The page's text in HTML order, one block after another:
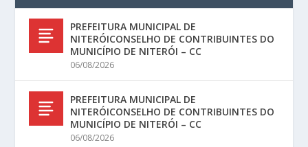
PREFEITURA MUNICIPAL DE
NITERÓICONSELHO DE CONTRIBUINTES DO
MUNICÍPIO DE NITERÓI – CC
06/08/2026
PREFEITURA MUNICIPAL DE
NITERÓICONSELHO DE CONTRIBUINTES DO
MUNICÍPIO DE NITERÓI – CC
06/08/2026